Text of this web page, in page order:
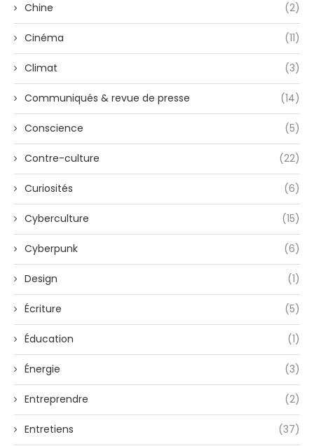
Chine (2)
Cinéma (11)
Climat (3)
Communiqués & revue de presse (14)
Conscience (5)
Contre-culture (22)
Curiosités (6)
Cyberculture (15)
Cyberpunk (6)
Design (1)
Écriture (5)
Éducation (1)
Énergie (3)
Entreprendre (2)
Entretiens (37)